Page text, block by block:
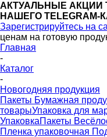
АКТУАЛЬНЫЕ АКЦИИ
НАШЕГО TELEGRAM-
Зарегистрируйтесь на
ценам на готовую
Главная
-
Каталог
-
Новогодняя продукция
Пакеты Бумажная
товарыУпаковка для
УпаковкаПакеты
Пленка упаковочная